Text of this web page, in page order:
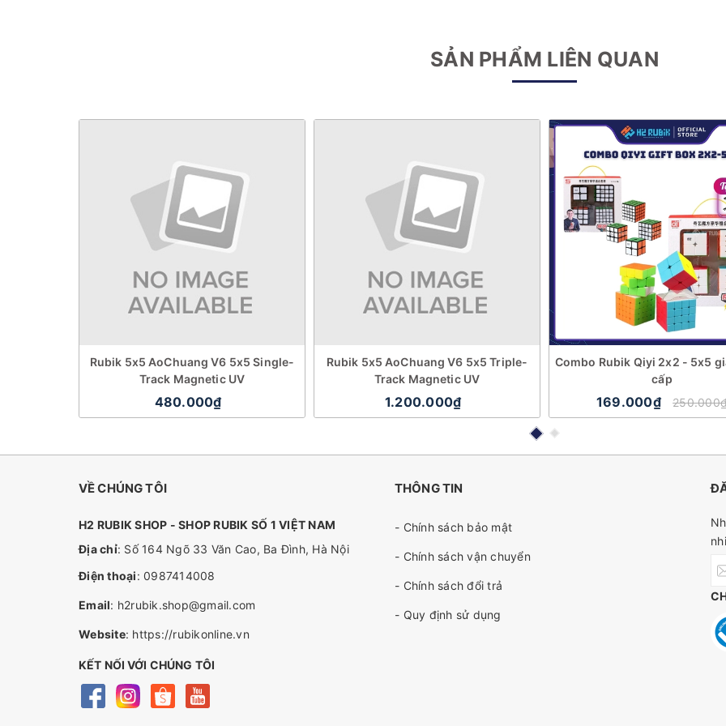
SẢN PHẨM LIÊN QUAN
Rubik 5x5 AoChuang V6 5x5 Single-
Track Magnetic UV
480.000₫
Rubik 5x5 AoChuang V6 5x5 Triple-
Track Magnetic UV
1.200.000₫
Combo Rubik Qiyi 2x2 - 5x5
cấp
169.000₫
VỀ CHÚNG TÔI
H2 RUBIK SHOP - SHOP RUBIK SỐ 1 VIỆT NAM
Địa chỉ: Số 164 Ngõ 33 Văn Cao, Ba Đình, Hà Nội
Điện thoại: 0987414008
Email: h2rubik.shop@gmail.com
Website: https://rubikonline.vn
KẾT NỐI VỚI CHÚNG TÔI
THÔNG TIN
- Chính sách bảo mật
- Chính sách vận chuyển
- Chính sách đổi trả
- Quy định sử dụng